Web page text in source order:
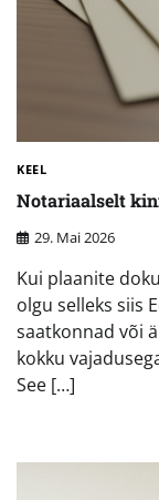
KEEL
Notariaalselt
29. Mai 2026
Kui plaanite
olgu selleks siis
saatkonnad või
kokku
See […]